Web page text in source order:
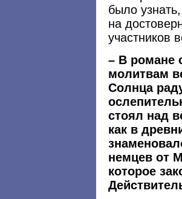
было
на
участников
– В романе
молитвам
Солнца
стоял над
как в
немцев от
которое